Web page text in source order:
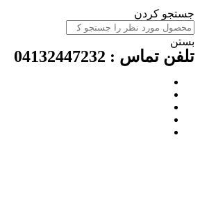
جستجو کردن
بستن
تلفن تماس : 04132447232